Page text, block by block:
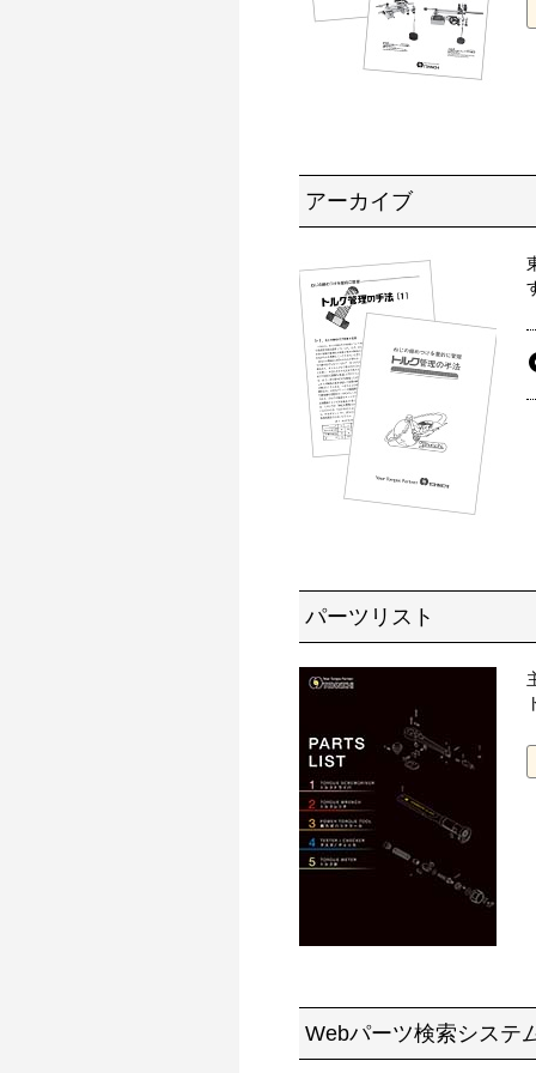
アーカイブ
パーツリスト
Webパーツ検索システ